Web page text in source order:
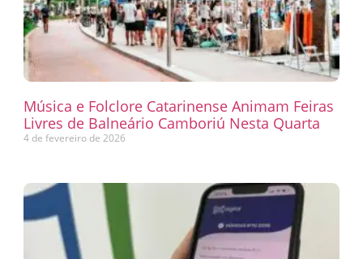
Música e Folclore Catarinense Animam Feiras
Livres de Balneário Camboriú Nesta Quarta
4 de fevereiro de 2026